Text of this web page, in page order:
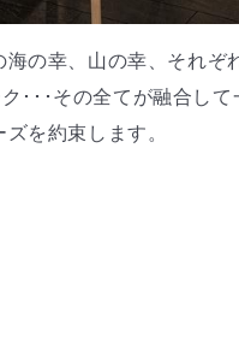
の幸、山の幸、それぞ
･･･その全てが融合して
を約束します。